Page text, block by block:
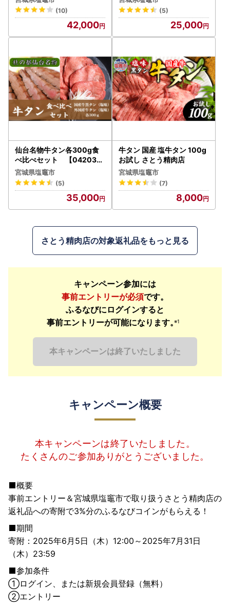
(10)
42,000
(5)
25,000
仙台名物牛タン各300g食
べ比べセット 【04203-0
499】
宮城県塩竈市
(5)
35,000
牛タン 国産 塩牛タン 100g
お試し さとう精肉店
宮城県塩竈市
(7)
8,000
さとう精肉店の対象返礼品をもっと見る
キャンペーン参加には
事前エントリーが必須です。
ふるなびにログインすると
事前エントリーが可能になります。
※1
本キャンペーンは終了いたしました
キャンペーン概要
本キャンペーンは終了いたしました。
たくさんのご参加ありがとうございました。
概要
事前エントリー＆宮城県塩竈市で取り扱うさとう精肉店の
返礼品への寄附で3%分のふるなびコインがもらえる！
期間
寄附：2025年6月5日（木）12:00～2025年7月31日
（木）23:59
参加条件
①ログイン、または新規会員登録（無料）
②エントリー